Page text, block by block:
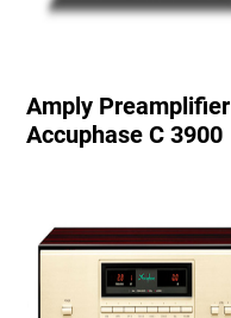
Amply Preamplifier
Accuphase C 3900